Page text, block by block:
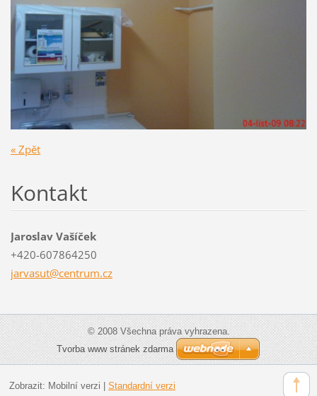
« Zpět
Kontakt
Jaroslav Vašíček
+420-607864250
jarvasut@centrum.cz
© 2008 Všechna práva vyhrazena.
Tvorba www stránek zdarma
Zobrazit: Mobilní verzi Standardní verzi